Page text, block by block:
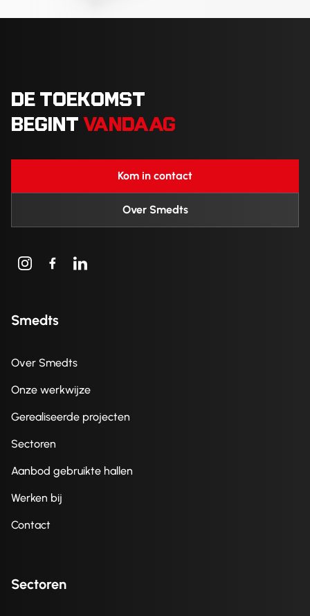
DE TOEKOMST
BEGINT VANDAAG
Kom in contact
Over Smedts
Smedts
Over Smedts
Onze werkwijze
Gerealiseerde projecten
Sectoren
Aanbod gebruikte hallen
Werken bij
Contact
Sectoren